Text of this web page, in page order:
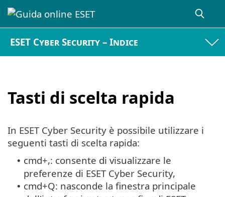
ESET Cyber Security – Indice
Tasti di scelta rapida
In ESET Cyber Security è possibile utilizzare i
seguenti tasti di scelta rapida:
• cmd+,: consente di visualizzare le
preferenze di ESET Cyber Security,
• cmd+Q: nasconde la finestra principale